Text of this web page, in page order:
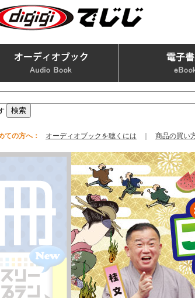
ての方へ： オーディオブックを聴くには 商品の買い